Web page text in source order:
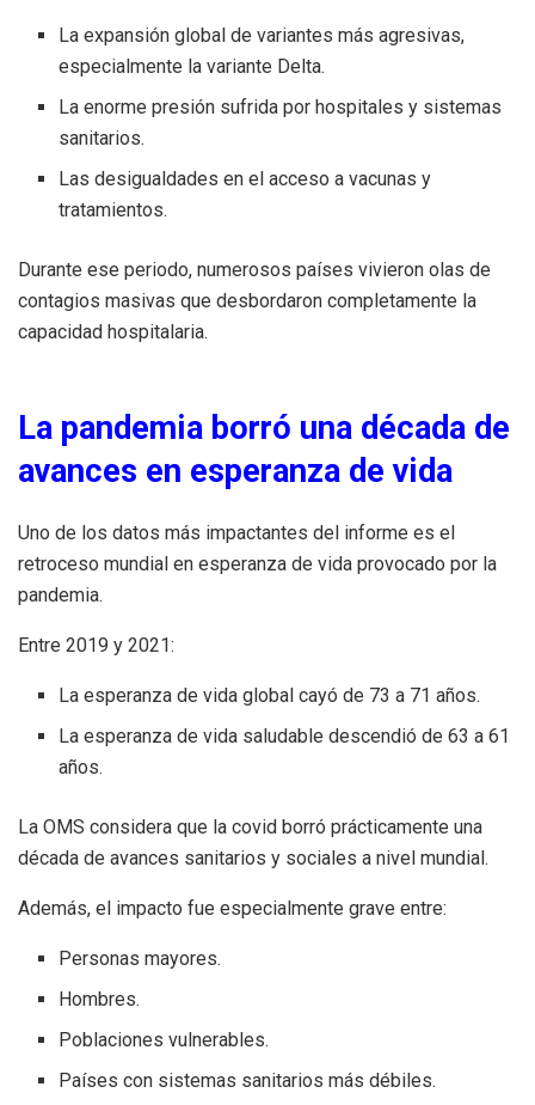
La expansión global de variantes más agresivas,
especialmente la variante Delta.
La enorme presión sufrida por hospitales y sistemas
sanitarios.
Las desigualdades en el acceso a vacunas y
tratamientos.
Durante ese periodo, numerosos países vivieron olas de
contagios masivas que desbordaron completamente la
capacidad hospitalaria.
La pandemia borró una década de
avances en esperanza de vida
Uno de los datos más impactantes del informe es el
retroceso mundial en esperanza de vida provocado por la
pandemia.
Entre 2019 y 2021:
La esperanza de vida global cayó de 73 a 71 años.
La esperanza de vida saludable descendió de 63 a 61
años.
La OMS considera que la covid borró prácticamente una
década de avances sanitarios y sociales a nivel mundial.
Además, el impacto fue especialmente grave entre:
Personas mayores.
Hombres.
Poblaciones vulnerables.
Países con sistemas sanitarios más débiles.